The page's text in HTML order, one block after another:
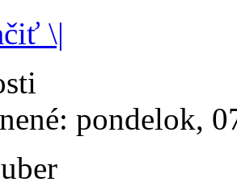
\|
pondelok,